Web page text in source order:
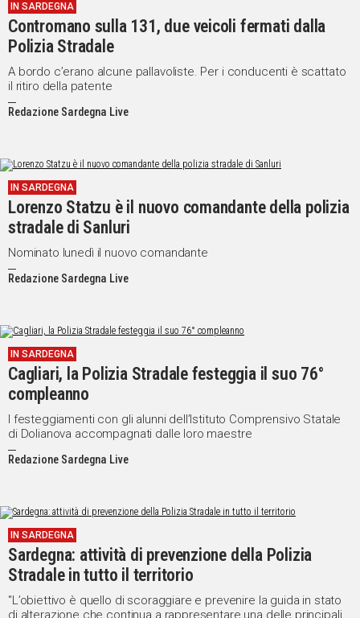
IN SARDEGNA
Contromano sulla 131, due veicoli fermati dalla
Polizia Stradale
A bordo c’erano alcune pallavoliste. Per i conducenti è scattato
il ritiro della patente
Redazione Sardegna Live
IN SARDEGNA
Lorenzo Statzu è il nuovo comandante della polizia
stradale di Sanluri
Nominato lunedì il nuovo comandante
Redazione Sardegna Live
IN SARDEGNA
Cagliari, la Polizia Stradale festeggia il suo 76°
compleanno
I festeggiamenti con gli alunni dell’Istituto Comprensivo Statale
di Dolianova accompagnati dalle loro maestre
Redazione Sardegna Live
IN SARDEGNA
Sardegna: attività di prevenzione della Polizia
Stradale in tutto il territorio
"L’obiettivo è quello di scoraggiare e prevenire la guida in stato
di alterazione che continua a rappresentare una delle principali